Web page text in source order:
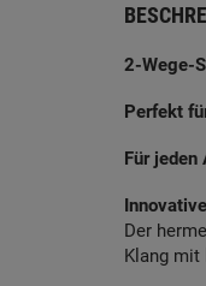
2-Wege-
Perfekt
Für jeden
Der
Klang